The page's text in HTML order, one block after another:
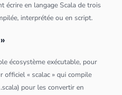
écrire en langage Scala de trois
interprétée ou en script.
écosystème exécutable, pour
officiel « scalac » qui compile
scala) pour les convertir en